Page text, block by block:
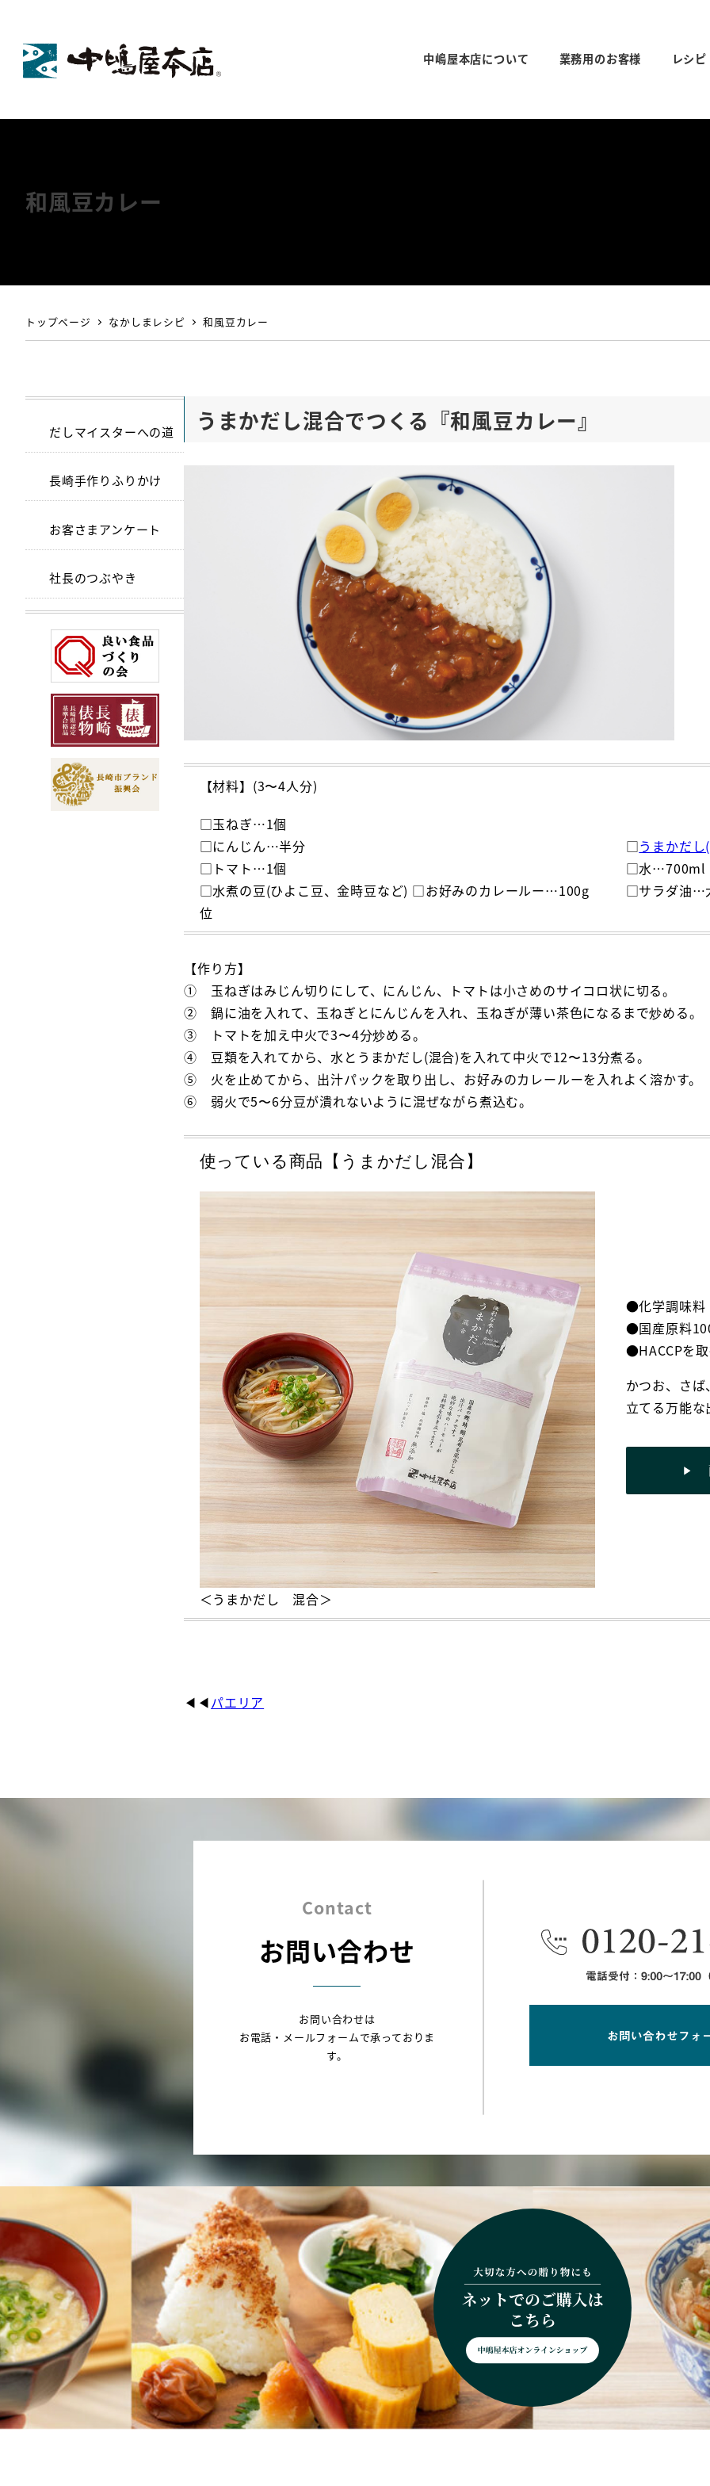
中嶋屋本店について 業務用のお客様 レシピ
和風豆カレー
トップページ なかしまレシピ 和風豆カレー
うまかだし混合でつくる『和風豆カレー』
【材料】(3〜4人分)
□玉ねぎ…1個
□にんじん…半分
□トマト…1個
□水煮の豆(ひよこ豆、金時豆など) □お好みのカレールー…100g
位
□うまかだし
□水…700ml
□サラダ油…
【作り方】
① 玉ねぎはみじん切りにして、にんじん、トマトは小さめのサイコロ状に切る。
② 鍋に油を入れて、玉ねぎとにんじんを入れ、玉ねぎが薄い茶色になるまで炒める。
③ トマトを加え中火で3〜4分炒める。
④ 豆類を入れてから、水とうまかだし(混合)を入れて中火で12〜13分煮る。
⑤ 火を止めてから、出汁パックを取り出し、お好みのカレールーを入れよく溶かす。
⑥ 弱火で5〜6分豆が潰れないように混ぜながら煮込む。
使っている商品【うまかだし混合】
＜うまかだし 混合＞
●化学調味
●国産原料
●HACCPを
かつお、さ
立てる万能な
パエリア
だしマイスターへの道
長崎手作りふりかけ
お客さまアンケート
社長のつぶやき
Contact
お問い合わせ
お問い合わせは
お電話・メールフォームで承っておりま
す。